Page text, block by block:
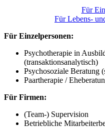
Für
Für Lebens-
Für Einzelpersonen:
Psychotherapie in
(transaktionsanalytisch)
Psychosoziale Beratung
Paartherapie /
Für Firmen:
(Team-) Supervision
Betriebliche